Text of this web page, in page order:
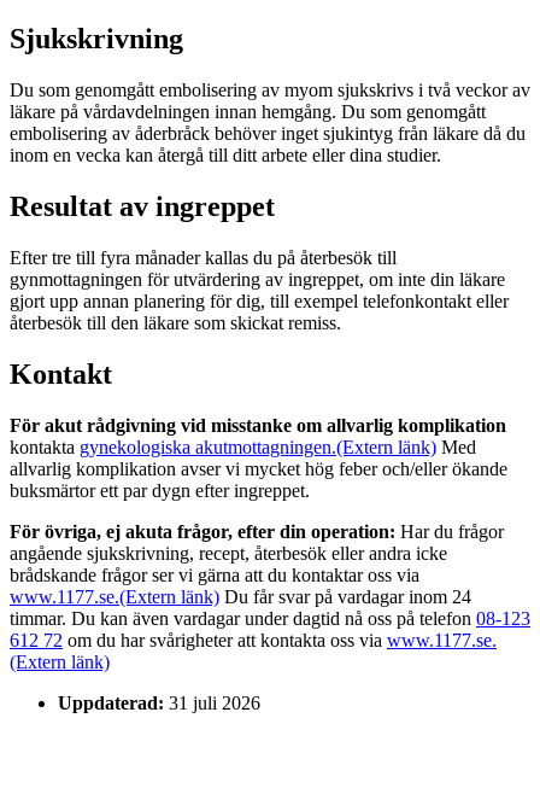
Sjukskrivning
Du som genomgått embolisering av myom sjukskrivs i två veckor av
läkare på vårdavdelningen innan hemgång. Du som genomgått
embolisering av åderbråck behöver inget sjukintyg från läkare då du
inom en vecka kan återgå till ditt arbete eller dina studier.
Resultat av ingreppet
Efter tre till fyra månader kallas du på återbesök till
gynmottagningen för utvärdering av ingreppet, om inte din läkare
gjort upp annan planering för dig, till exempel telefonkontakt eller
återbesök till den läkare som skickat remiss.
Kontakt
För akut rådgivning vid misstanke om allvarlig komplikation
kontakta gynekologiska akutmottagningen.(Extern länk) Med
allvarlig komplikation avser vi mycket hög feber och/eller ökande
buksmärtor ett par dygn efter ingreppet.
För övriga, ej akuta frågor, efter din operation: Har du frågor
angående sjukskrivning, recept, återbesök eller andra icke
brådskande frågor ser vi gärna att du kontaktar oss via
www.1177.se.(Extern länk) Du får svar på vardagar inom 24
timmar. Du kan även vardagar under dagtid nå oss på telefon 08-123
612 72 om du har svårigheter att kontakta oss via www.1177.se.
(Extern länk)
Uppdaterad: 31 juli 2026